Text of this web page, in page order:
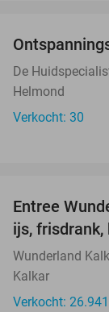
De
Helmond
Verkocht: 30
Entree
ijs,
Wunderland
Kalkar
Verkocht: 26.941